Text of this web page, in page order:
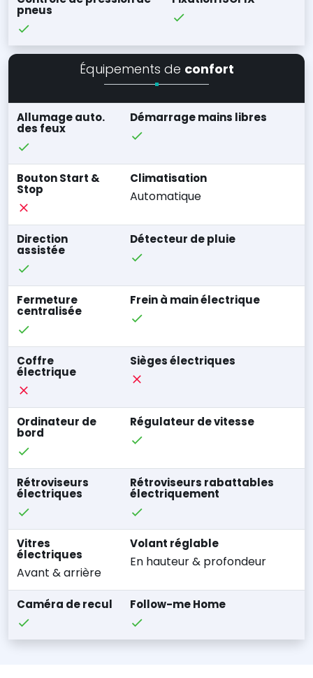
pneus
Équipements de confort
Allumage auto.
des feux
Démarrage mains libres
Bouton Start &
Stop
Climatisation
Automatique
Direction
assistée
Détecteur de pluie
Fermeture
centralisée
Frein à main électrique
Coffre
électrique
Sièges électriques
Ordinateur de
bord
Régulateur de vitesse
Rétroviseurs
électriques
Rétroviseurs rabattables
électriquement
Vitres
électriques
Avant & arrière
Volant réglable
En hauteur & profondeur
Caméra de recul Follow-me Home